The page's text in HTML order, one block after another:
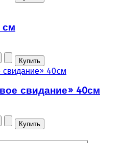
см
свидание» 40см